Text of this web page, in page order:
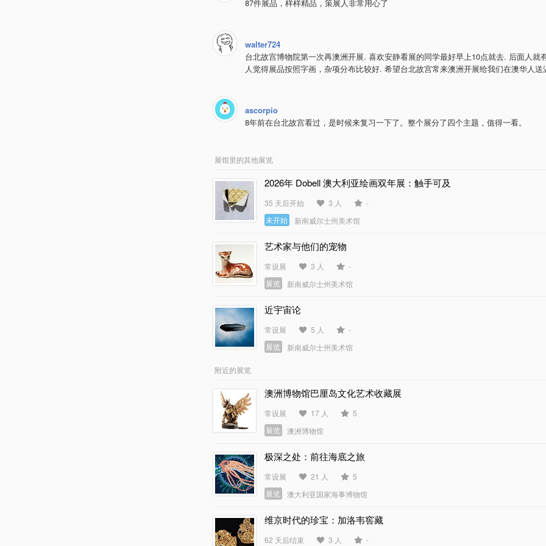
87件展品，样样精品，策展人非常用心了
walter724
台北故宫博物院第一次再澳洲开展. 喜欢安静看展的同学最好早上10点就去. 后面人就
人觉得展品按照字画，杂项分布比较好. 希望台北故宫常来澳洲开展给我们在澳华人送
ascorpio
8年前在台北故宫看过，是时候来复习一下了。整个展分了四个主题，值得一看。
展馆里的其他展览
2026年 Dobell 澳大利亚绘画双年展：触手可及
35 天后开始 3 人
-
未开始
新南威尔士州美术馆
艺术家与他们的宠物
常设展 3 人
-
展览
新南威尔士州美术馆
近宇宙论
常设展 5 人
-
展览
新南威尔士州美术馆
附近的展览
澳洲博物馆巴厘岛文化艺术收藏展
常设展 17 人
5
展览
澳洲博物馆
极深之处：前往海底之旅
常设展 21 人
5
展览
澳大利亚国家海事博物馆
维京时代的珍宝：加洛韦窖藏
62 天后结束 3 人 -